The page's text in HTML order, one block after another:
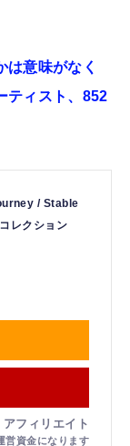
は意味がなく
ティスト、852
/ Stable
レクション